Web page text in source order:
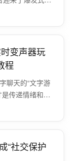
固然吸引观众
变声器玩
程
聊天的“文字游
传递情绪和性
QQ语音通话，
“社交保护